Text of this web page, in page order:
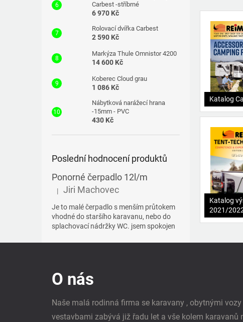
Carbest -stříbrné
6 970 Kč
Rolovací dvířka Carbest
2 590 Kč
Markýza Thule Omnistor 4200
14 600 Kč
Koberec Cloud grau
1 086 Kč
Nábytková narážecí hrana
-15mm - PVC
430 Kč
Poslední hodnocení produktů
Ponorné čerpadlo 12l/m
Hodnocení produktu je 5 z 5 hvězdiček.
| Jiri Machovec
Je to malé čerpadlo s menším průtokem
vhodné do staršího karavanu, nebo do
splachovací nádržky WC. jsem spokojen
Katalog
Katalog
2021/
O nás
Naše malá rodinná firma se karavany , obytnými
vestavbami zabývá již řadu let a vše kolem karavanů